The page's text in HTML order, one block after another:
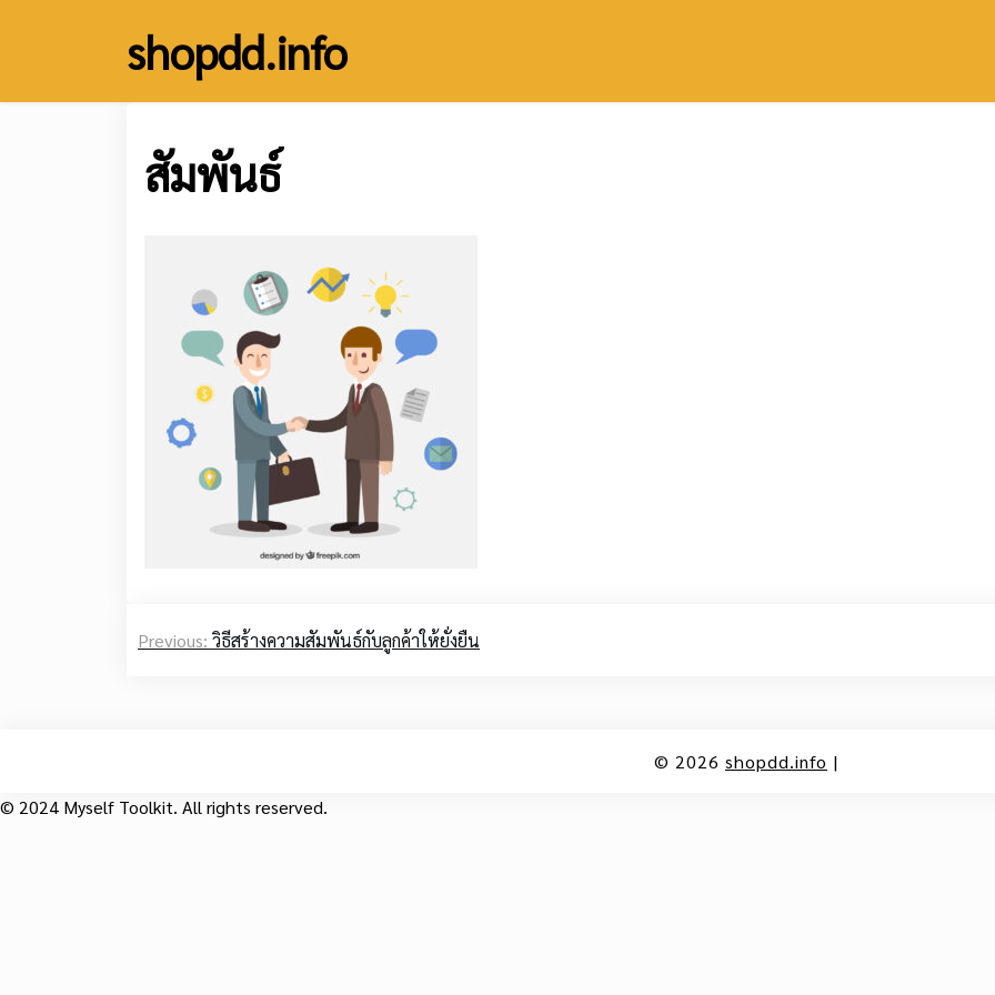
shopdd.info
สัมพันธ์
Post
Previous: วิธีสร้างความสัมพันธ์กับลูกค้าให้ยั่งยืน
© 2026 shopdd.info |
© 2024 Myself Toolkit. All rights reserved.